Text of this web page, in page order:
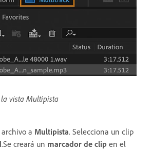
la vista Multipista
a Multipista. Selecciona un clip
.Se creará un marcador de clip en el